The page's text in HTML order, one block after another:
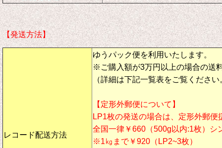
【発送方法】
レコード配送方法
ゆうパック便を利用いたします。
※ご購入額が3万円以上の場合の送
（詳細は下記一覧表をご覧ください
【定形外郵便について】
LP1枚の発送の場合は、定形外郵便
全国一律￥660（500g以内:1枚）シ
※1㎏まで￥920（LP2~3枚）